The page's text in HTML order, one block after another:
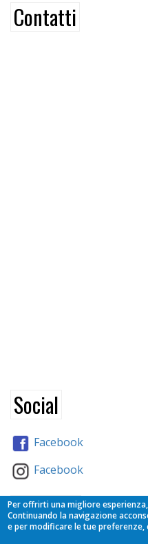
Contatti
Social
Facebook
Facebook
Partners
Per offrirti una migliore
Continuando la navigazione
e per modificare le tue